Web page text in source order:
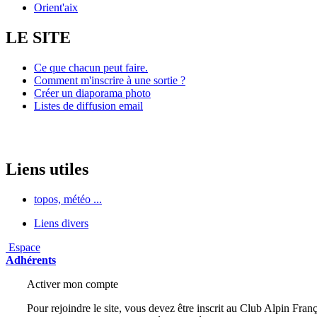
Orient'aix
LE SITE
Ce que chacun peut faire.
Comment m'inscrire à une sortie ?
Créer un diaporama photo
Listes de diffusion email
Liens utiles
topos, météo ...
Liens divers
Espace
Adhérents
Activer mon compte
Pour rejoindre le site, vous devez être inscrit au Club Alpin